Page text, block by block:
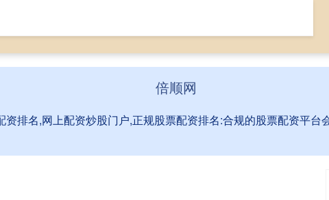
倍顺网
排名,网上配资炒股门户,正规股票配资排名:合规的股票配资平台